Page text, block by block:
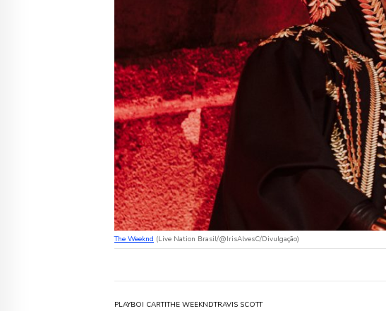
The Weeknd (Live Nation Brasil/@IrisAlvesC/Divulgação)
PLAYBOI CARTITHE WEEKNDTRAVIS SCOTT